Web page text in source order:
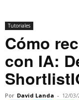
Tutoriales
Cómo
con IA:
Por David Landa - 12/